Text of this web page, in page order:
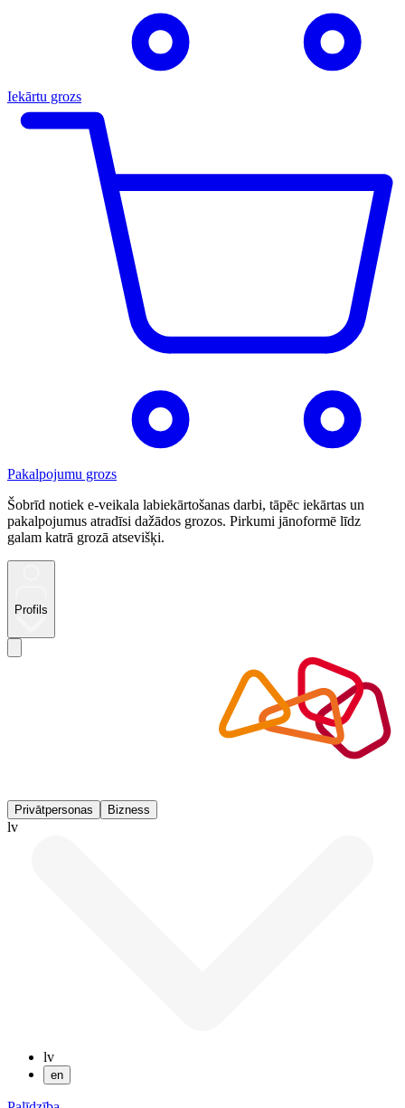
Iekārtu grozs
Pakalpojumu grozs
Šobrīd notiek e-veikala labiekārtošanas darbi, tāpēc iekārtas un
pakalpojumus atradīsi dažādos grozos. Pirkumi jānoformē līdz
galam katrā grozā atsevišķi.
Profils
Privātpersonas Bizness
lv
lv
en